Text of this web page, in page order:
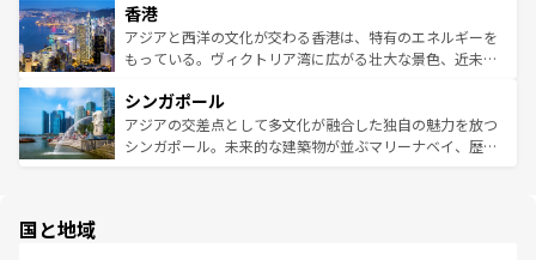
とつ。フォーやバインミー、ベトナムコーヒーなどは、ぜ
ひ現地で味わいたい。どの地域を訪れてもあたたかい人々
が旅行者を迎えてくれるので、きっと忘れられない旅にな
参照してほしい。
の活気が交差している。北部ではチェンマイなどの山岳地
帯で自然と触れ合い、南部ではプーケットやクラビの美し
いビーチでリゾート気分を楽しむことができる。タイ料理
激する。気候は一年中温暖で、どの季節にも異なる楽しみ
が待っている。親しみやすいタイの人々、仏教を中心とし
た文化、そして多様な観光資源が、訪れる旅人を魅了し続
香港
アジアと西洋の文化が交わる香港は、特有のエネルギーを
もっている。ヴィクトリア湾に広がる壮大な景色、近未来
み、どこを訪れても感動するはず。観光スポットが密集し
ており、効率よく見どころを回れるのも魅力。息をのむよ
うな絶景から文化的な体験まで、香港を存分に楽しみ尽く
シンガポール
アジアの交差点として多文化が融合した独自の魅力を放つ
シンガポール。未来的な建築物が並ぶマリーナベイ、歴史
国と地域